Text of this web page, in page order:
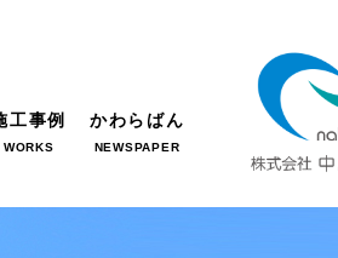
工事例
WORKS
かわらばん
NEWSPAPER